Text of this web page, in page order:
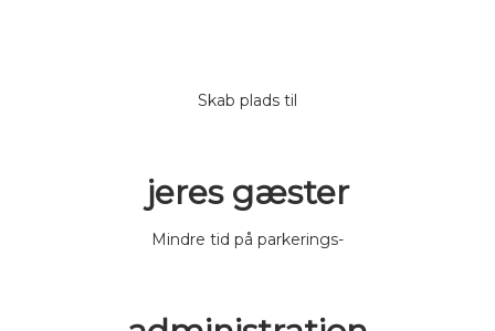
Skab plads til
jeres gæster
Mindre tid på parkerings-